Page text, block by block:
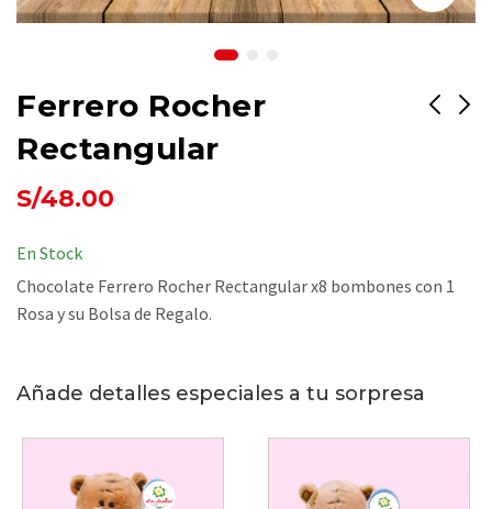
Ferrero Rocher
Rectangular
S/48.00
En Stock
Chocolate Ferrero Rocher Rectangular x8 bombones con 1
Rosa y su Bolsa de Regalo.
Añade detalles especiales a tu sorpresa